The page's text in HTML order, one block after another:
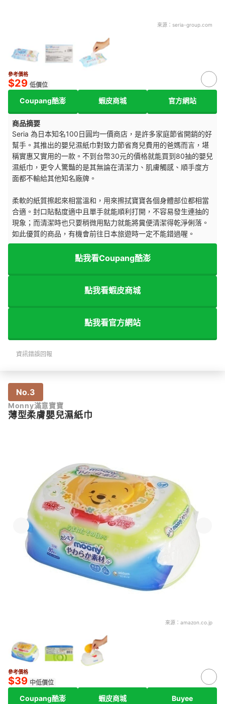
來源： seria-group.com
參考價格
$29 低價位
Coupang酷澎 蝦皮商城 官方網站
商品摘要
Seria 為日本知名100日圓均一價商店，是許多家庭節省開銷的好
幫手。其推出的嬰兒濕紙巾對致力節省育兒費用的爸媽而言，堪
稱實惠又實用的一款。不到台幣30元的價格就能買到80抽的嬰兒
濕紙巾，更令人驚豔的是其無論在清潔力、肌膚觸感、順手度方
面都不輸給其他知名廠牌。
柔軟的紙質擦起來相當溫和，用來擦拭寶寶各個身體部位都相當
合適。封口貼黏度適中且單手就能順利打開，不容易發生連抽的
現象；而清潔時也只要稍微用點力就能將糞便清潔得乾淨俐落。
如此優質的商品，有機會前往日本旅遊時一定不能錯過喔。
點我看Coupang酷澎
點我看蝦皮商城
點我看官方網站
資訊錯誤回報
No.3
Monny滿意寶寶
薄型柔膚嬰兒濕紙巾
來源： amazon.co.jp
參考價格
$39 中低價位
Coupang酷澎 蝦皮商城 Buyee